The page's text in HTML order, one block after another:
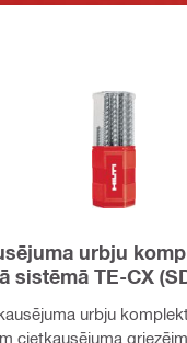
urbju
sistēmā TE-CX
urbju
cietkausējuma